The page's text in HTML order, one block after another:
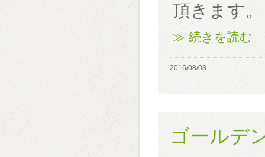
頂きます。
≫ 続きを読む
2016/08/03
ゴールデ